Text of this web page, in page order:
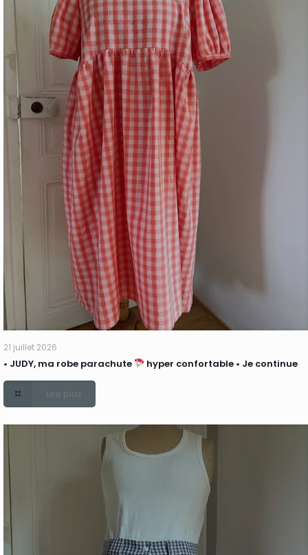
21 juillet 2026
• JUDY, ma robe parachute hyper confortable • Je continue
Lire plus